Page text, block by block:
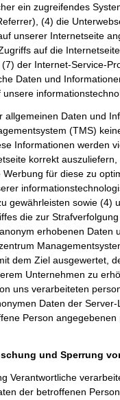
ein zugreifendes
(4) die
unserer Internetseite
auf die
der Internet-Service-
Daten und
unsere
allgemeinen Daten und
(TMS)
Informationen werden
korrekt
Werbung für diese zu
gewährleisten sowie (4)
die zur
erhobenen Daten
dem Ziel ausgewertet,
Unternehmen zu
uns verarbeiteten
Daten der
Person
und Sperrung
Verantwortliche
der betroffenen